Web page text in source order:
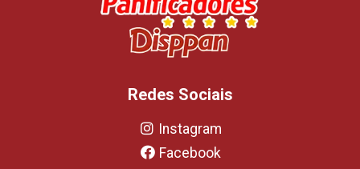
Redes Sociais
Instagram
Facebook